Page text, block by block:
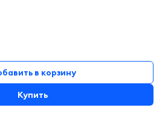
в корзину
Купить